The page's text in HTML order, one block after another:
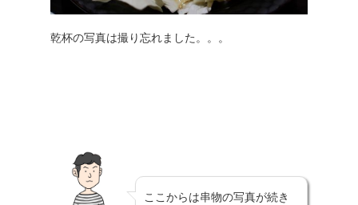
乾杯の写真は撮り忘れました。。。
ここからは串物の写真が続き